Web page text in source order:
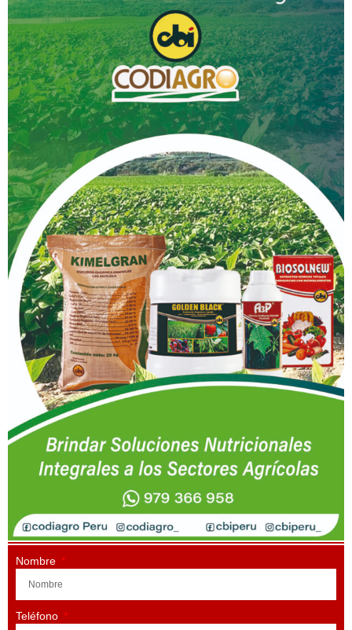
Nombre
Teléfono